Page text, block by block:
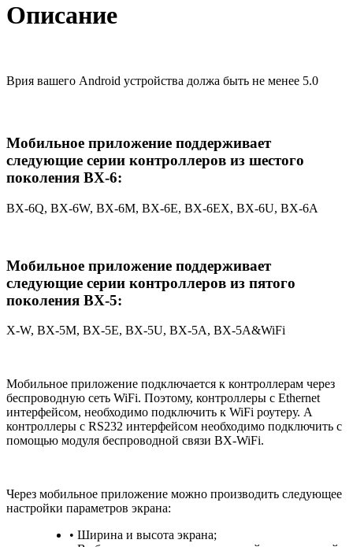
Описание
Врия вашего Android устройства должа быть не менее 5.0
Мобильное приложение поддерживает
следующие серии контроллеров из шестого
поколения BX-6:
BX-6Q, BX-6W, BX-6M, BX-6E, BX-6EX, BX-6U, BX-6A
Мобильное приложение поддерживает
следующие серии контроллеров из пятого
поколения BX-5:
X-W, BX-5M, BX-5E, BX-5U, BX-5A, BX-5A&WiFi
Мобильное приложение подключается к контроллерам через
беспроводную сеть WiFi. Поэтому, контроллеры с Ethernet
интерфейсом, необходимо подключить к WiFi роутеру. А
контроллеры c RS232 интерфейсом необходимо подключить с
помощью модуля беспроводной связи BX-WiFi.
Через мобильное приложение можно производить следующее
настройки параметров экрана:
• Ширина и высота экрана;